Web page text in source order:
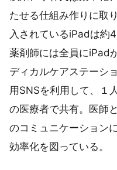
たせる仕組み作りに取
入されているiPadは約
薬剤師には全員にiPad
ディカルケアステーシ
用SNSを利用して、１
の医療者で共有。医師
のコミュニケーション
効率化を図っている。